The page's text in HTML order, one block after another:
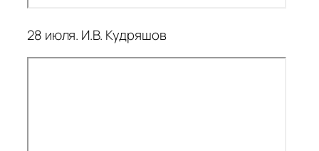
28 июля. И.В. Кудряшов